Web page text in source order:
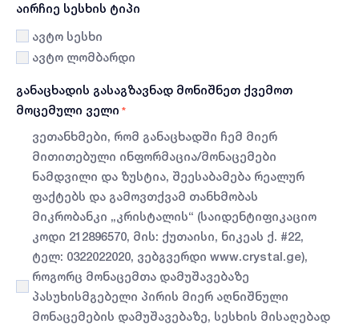
აირჩიე სესხის ტიპი
ავტო სესხი
ავტო ლომბარდი
განაცხადის გასაგზავნად მონიშნეთ ქვემოთ
მოცემული ველი *
ვეთანხმები, რომ განაცხადში ჩემ მიერ
მითითებული ინფორმაცია/მონაცემები
ნამდვილი და ზუსტია, შეესაბამება რეალურ
ფაქტებს და გამოვთქვამ თანხმობას
მიკრობანკი „კრისტალის“ (საიდენტიფიკაციო
კოდი 212896570, მის: ქუთაისი, ნიკეას ქ. #22,
ტელ: 0322022020, ვებგვერდი www.crystal.ge),
როგორც მონაცემთა დამუშავებაზე
პასუხისმგებელი პირის მიერ აღნიშნული
მონაცემების დამუშავებაზე, სესხის მისაღებად